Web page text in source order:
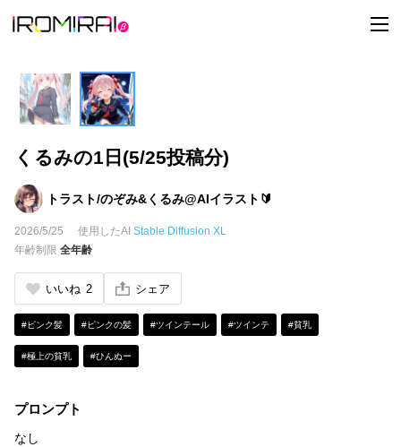
t
o
くるみの1日(5/25投稿分)
トラスト/のぞみ&くるみ@AIイラスト🔰
2026/5/25 使用したAI Stable Diffusion XL
年齢制限 全年齢
いいね 2 シェア
#ピンク髪 #ピンクの髪 #ツインテール #ツインテ #貧乳
#極上の貧乳 #ひんぬー
プロンプト
なし